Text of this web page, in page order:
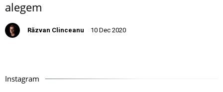
alegem
Răzvan Clinceanu 10 Dec 2020
Instagram